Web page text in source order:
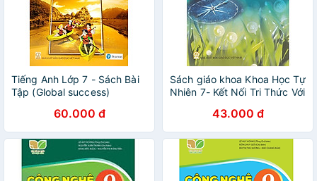
Tiếng Anh Lớp 7 - Sách Bài
Tập (Global success)
60.000 đ
Sách giáo khoa Khoa Học Tự
Nhiên 7- Kết Nối Tri Thức Với
43.000 đ